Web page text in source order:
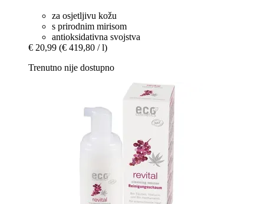
za osjetljivu kožu
s prirodnim mirisom
antioksidativna svojstva
€ 20,99 (€ 419,80 / l)
Trenutno nije dostupno